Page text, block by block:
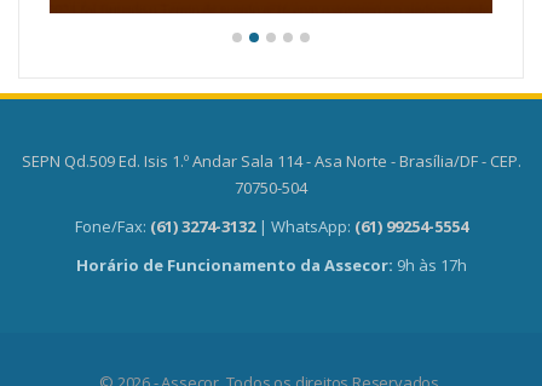
SEPN Qd.509 Ed. Isis 1.º Andar Sala 114 - Asa Norte - Brasília/DF - CEP.
70750-504
Fone/Fax: (61) 3274-3132 | WhatsApp: (61) 99254-5554
Horário de Funcionamento da Assecor: 9h às 17h